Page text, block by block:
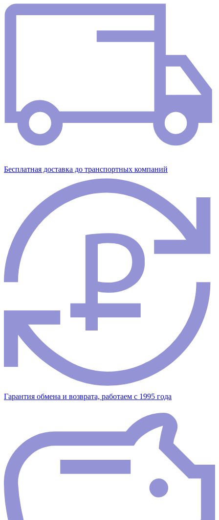
Бесплатная доставка до транспортных компаний
Гарантия обмена и возврата, работаем с 1995 года